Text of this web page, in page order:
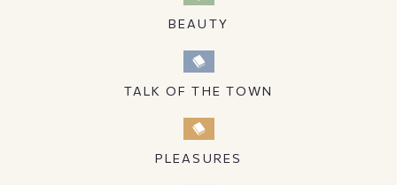
BEAUTY
TALK OF THE TOWN
PLEASURES